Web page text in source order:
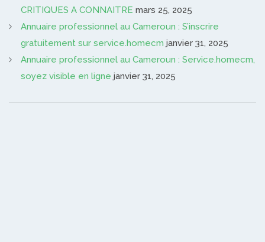
CRITIQUES A CONNAITRE mars 25, 2025
Annuaire professionnel au Cameroun : S’inscrire
gratuitement sur service.homecm janvier 31, 2025
Annuaire professionnel au Cameroun : Service.homecm,
soyez visible en ligne janvier 31, 2025